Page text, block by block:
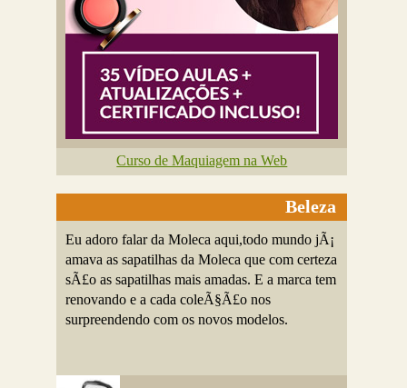
Curso de Maquiagem na Web
Beleza
Eu adoro falar da Moleca aqui,todo mundo jÃ¡
amava as sapatilhas da Moleca que com certeza
sÃ£o as sapatilhas mais amadas. E a marca tem
renovando e a cada coleÃ§Ã£o nos
surpreendendo com os novos modelos.